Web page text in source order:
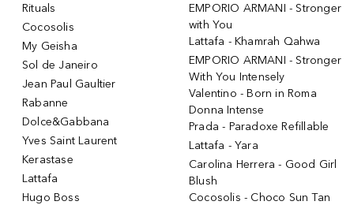
Rituals
Cocosolis
My Geisha
Sol de Janeiro
Jean Paul Gaultier
Rabanne
Dolce&Gabbana
Yves Saint Laurent
Kerastase
Lattafa
Hugo Boss
EMPORIO ARMANI - Stronger
with You
Lattafa - Khamrah Qahwa
EMPORIO ARMANI - Stronger
With You Intensely
Valentino - Born in Roma
Donna Intense
Prada - Paradoxe Refillable
Lattafa - Yara
Carolina Herrera - Good Girl
Blush
Cocosolis - Choco Sun Tan